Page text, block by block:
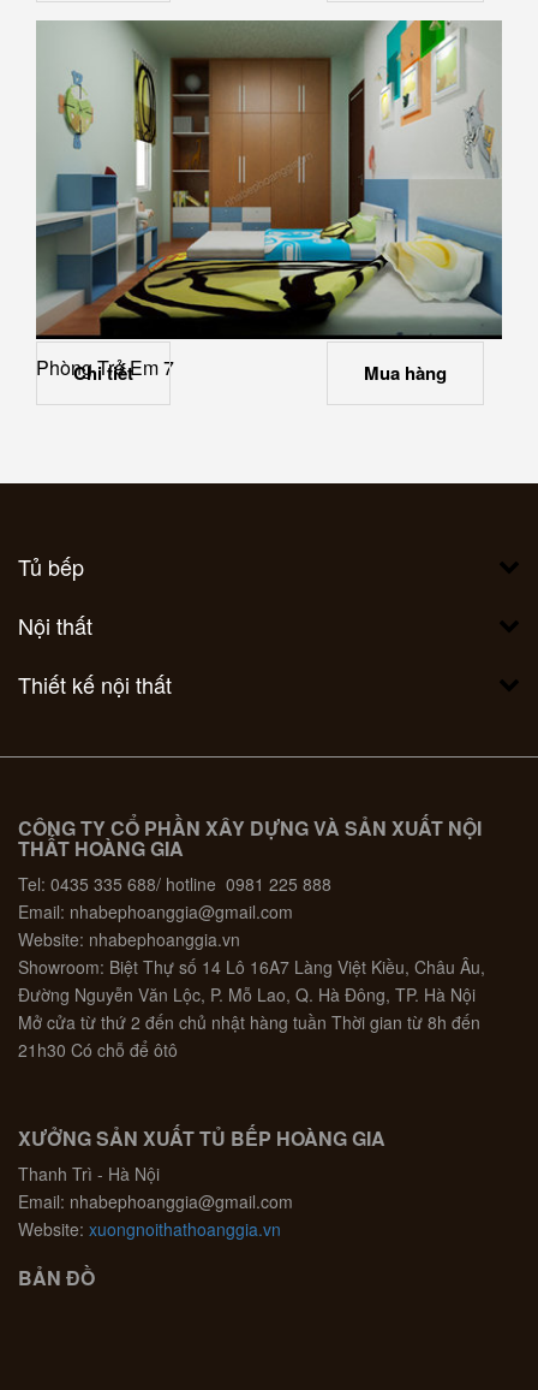
Phòng Trẻ Em 7
Chi tiết Mua hàng
Tủ bếp
Nội thất
Thiết kế nội thất
CÔNG TY CỔ PHẦN XÂY DỰNG VÀ SẢN XUẤT NỘI
THẤT HOÀNG GIA
Tel: 0435 335 688/ hotline 0981 225 888
Email: nhabephoanggia@gmail.com
Website: nhabephoanggia.vn
Showroom: Biệt Thự số 14 Lô 16A7 Làng Việt Kiều, Châu Âu,
Đường Nguyễn Văn Lộc, P. Mỗ Lao, Q. Hà Đông, TP. Hà Nội
Mở cửa từ thứ 2 đến chủ nhật hàng tuần Thời gian từ 8h đến
21h30 Có chỗ để ôtô
XƯỞNG SẢN XUẤT TỦ BẾP HOÀNG GIA
Thanh Trì - Hà Nội
Email: nhabephoanggia@gmail.com
Website: xuongnoithathoanggia.vn
BẢN ĐỒ